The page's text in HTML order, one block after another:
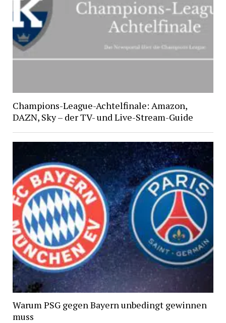
Champions-League-Achtelfinale: Amazon,
DAZN, Sky – der TV- und Live-Stream-Guide
Warum PSG gegen Bayern unbedingt gewinnen
muss